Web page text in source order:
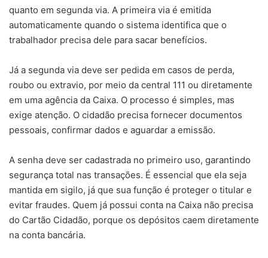
quanto em segunda via. A primeira via é emitida
automaticamente quando o sistema identifica que o
trabalhador precisa dele para sacar benefícios.
Já a segunda via deve ser pedida em casos de perda,
roubo ou extravio, por meio da central 111 ou diretamente
em uma agência da Caixa. O processo é simples, mas
exige atenção. O cidadão precisa fornecer documentos
pessoais, confirmar dados e aguardar a emissão.
A senha deve ser cadastrada no primeiro uso, garantindo
segurança total nas transações. É essencial que ela seja
mantida em sigilo, já que sua função é proteger o titular e
evitar fraudes. Quem já possui conta na Caixa não precisa
do Cartão Cidadão, porque os depósitos caem diretamente
na conta bancária.